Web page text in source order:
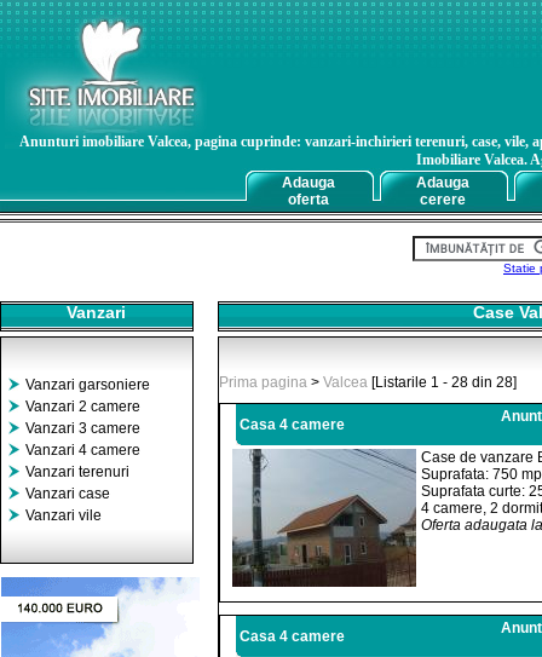
Anunturi imobiliare Valcea, pagina cuprinde: vanzari-inchirieri terenuri, case, vile,
Imobiliare Valcea.
Adauga
oferta
Adauga
cerere
Statie
Vanzari
Vanzari garsoniere
Vanzari 2 camere
Vanzari 3 camere
Vanzari 4 camere
Vanzari terenuri
Vanzari case
Vanzari vile
Case
Prima pagina > Valcea [Listarile 1 - 28 din 28]
Casa 4 camere
Case de vanzare
Suprafata: 750 mp
Suprafata curte:
4 camere, 2
Oferta adaugata
Casa 4 camere